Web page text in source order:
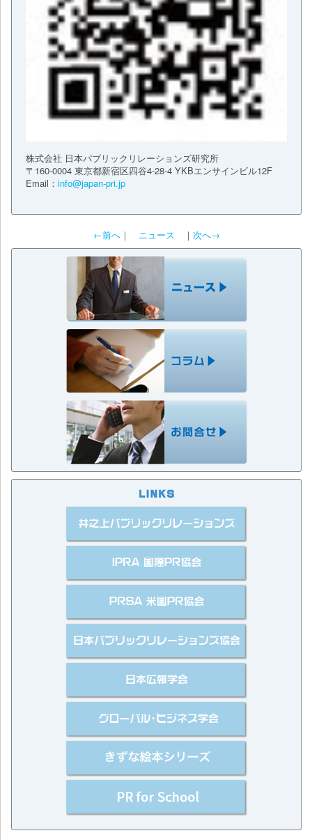
株式会社 日本パブリックリレーションズ研究所
〒160-0004 東京都新宿区四谷4-28-4 YKBエンサインビル12F
Email： info@japan-pri.jp
←前へ｜ ニュース ｜ 次へ→